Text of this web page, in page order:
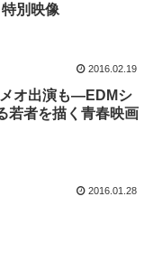
別映像
2016.02.19
オ出演も―EDMシ
若者を描く青春映画
2016.01.28